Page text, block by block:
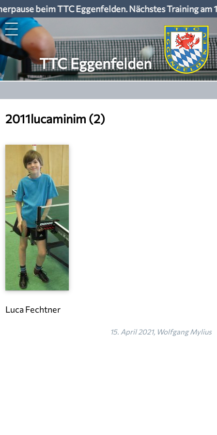
beim TTC Eggenfelden. Nächstes Training am
TTC Eggenfelden
2011lucaminim (2)
Luca Fechtner
15. April 2021, Wolfgang Mylius